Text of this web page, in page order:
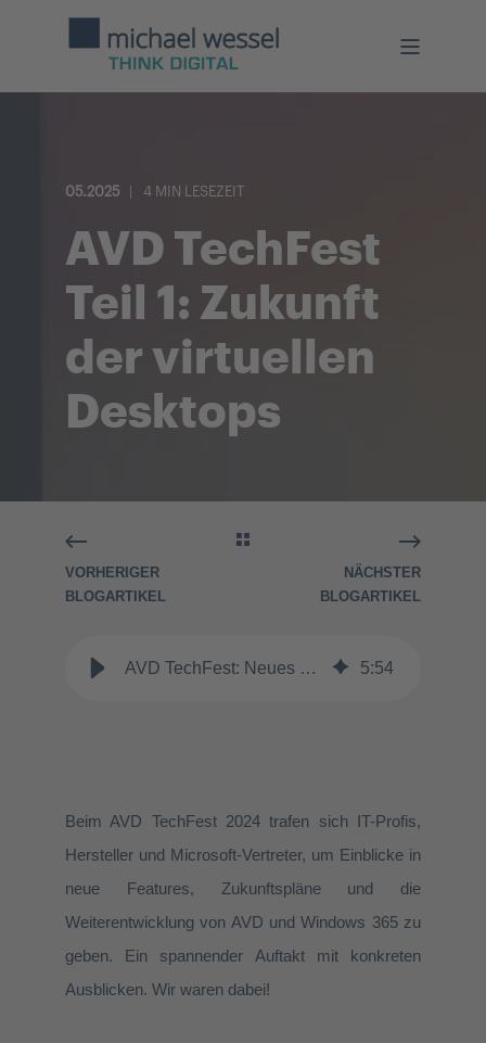
05.2025 4 MIN LESEZEIT
AVD TechFest
Teil 1: Zukunft
der virtuellen
Desktops
VORHERIGER
BLOGARTIKEL
NÄCHSTER
BLOGARTIKEL
AVD TechFest: Neues zu Azure Virtual Desktop & Windows 365 | IT Blog 5:54
Beim AVD TechFest 2024 trafen sich IT-Profis,
Hersteller und Microsoft-Vertreter, um Einblicke in
neue Features, Zukunftspläne und die
Weiterentwicklung von AVD und Windows 365 zu
geben. Ein spannender Auftakt mit konkreten
Ausblicken. Wir waren dabei!